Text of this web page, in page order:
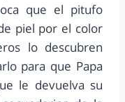
que el pitufo
piel por el color
lo descubren
para que Papa
le devuelva su